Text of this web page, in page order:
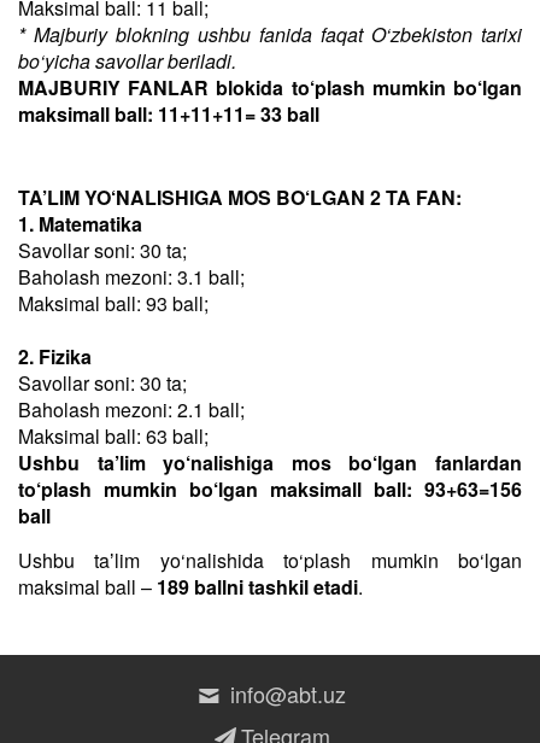
Maksimal ball: 11 ball;
* Majburiy blokning ushbu fanida faqat O‘zbekiston tarixi
bo‘yicha savollar beriladi.
MAJBURIY FANLAR blokida to‘plash mumkin bo‘lgan
maksimall ball: 11+11+11= 33 ball
TA’LIM YO‘NALISHIGA MOS BO‘LGAN 2 TA FAN:
1. Matematika
Savollar soni: 30 ta;
Baholash mezoni: 3.1 ball;
Maksimal ball: 93 ball;
2. Fizika
Savollar soni: 30 ta;
Baholash mezoni: 2.1 ball;
Maksimal ball: 63 ball;
Ushbu ta’lim yo‘nalishiga mos bo‘lgan fanlardan
to‘plash mumkin bo‘lgan maksimall ball: 93+63=156
ball
Ushbu taʼlim yo‘nalishida to‘plash mumkin bo‘lgan
maksimal ball – 189 ballni tashkil etadi.
info@abt.uz
Telegram